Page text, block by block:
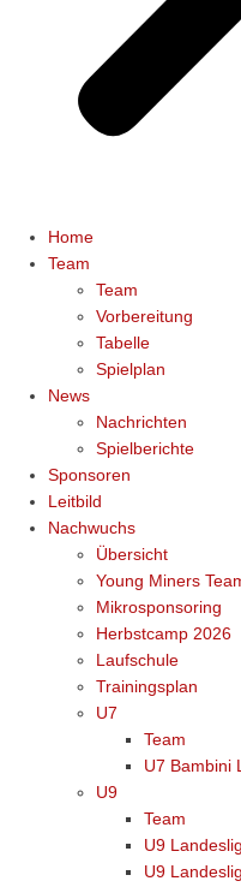
Home
Team
Team
Vorbereitung
Tabelle
Spielplan
News
Nachrichten
Spielberichte
Sponsoren
Leitbild
Nachwuchs
Übersicht
Young Miners
Mikrosponsoring
Herbstcamp 2026
Laufschule
Trainingsplan
U7
Team
U7 Bambini
U9
Team
U9
U9